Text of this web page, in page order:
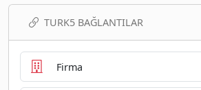
TURK5 BAĞLANTILAR
Firma